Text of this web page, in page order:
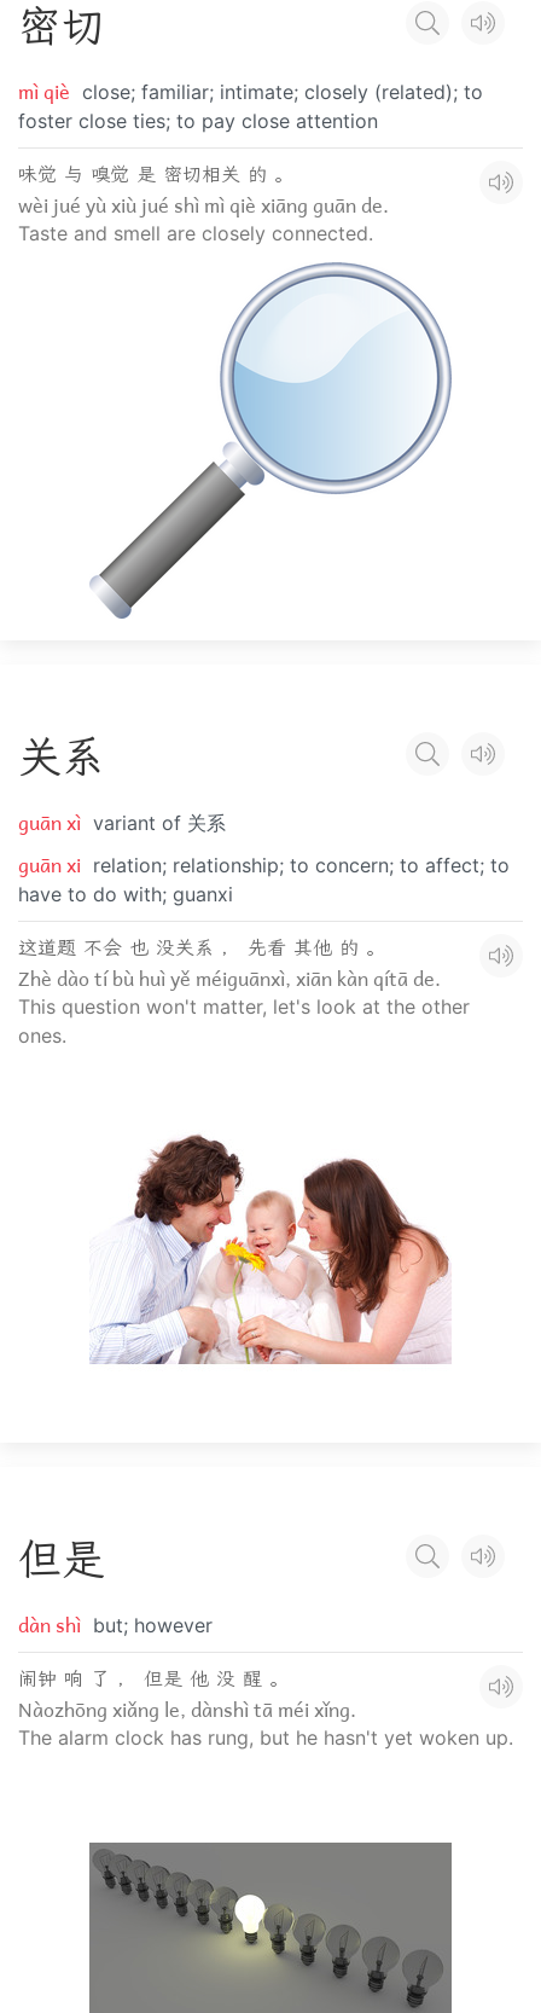
密切
mì qiè close; familiar; intimate; closely (related); to
foster close ties; to pay close attention
味觉 与 嗅觉 是 密切相关 的 。
wèi jué yù xiù jué shì mì qiè xiāng guān de.
Taste and smell are closely connected.
关系
guān xì variant of 关系
guān xi relation; relationship; to concern; to affect; to
have to do with; guanxi
这道题 不会 也 没关系 ， 先看 其他 的 。
Zhè dào tí bù huì yě méiguānxì, xiān kàn qítā de.
This question won't matter, let's look at the other
ones.
但是
dàn shì but; however
闹钟 响 了 ， 但是 他 没 醒 。
Nàozhōng xiǎng le, dànshì tā méi xǐng.
The alarm clock has rung, but he hasn't yet woken up.